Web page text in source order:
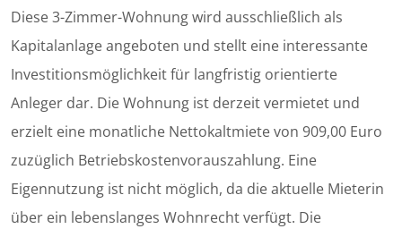
Diese 3-Zimmer-Wohnung wird ausschließlich als
Kapitalanlage angeboten und stellt eine interessante
Investitionsmöglichkeit für langfristig orientierte
Anleger dar. Die Wohnung ist derzeit vermietet und
erzielt eine monatliche Nettokaltmiete von 909,00 Euro
zuzüglich Betriebskostenvorauszahlung. Eine
Eigennutzung ist nicht möglich, da die aktuelle Mieterin
über ein lebenslanges Wohnrecht verfügt. Die